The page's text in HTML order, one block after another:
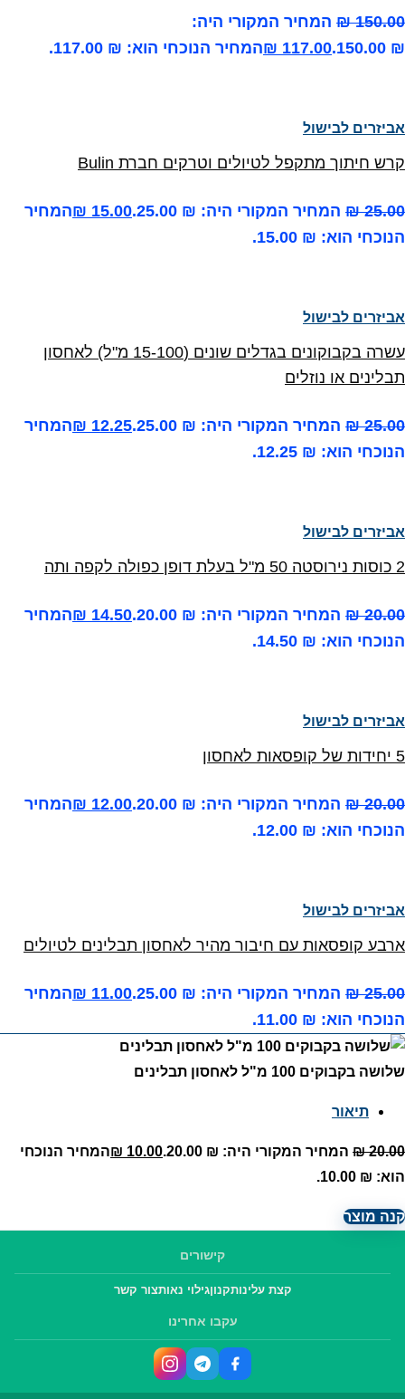
₪150.00
המחיר המקורי היה:
₪ 150.00.
₪ 117.00 המחיר הנוכחי הוא: ₪ 117.00.
אביזרים לבישול
קרש חיתוך מתקפל לטיולים וטרקים חברת Bulin
₪25.00 המחיר המקורי היה: ₪ 25.00. ₪ 15.00
המחיר
הנוכחי הוא: ₪ 15.00.
אביזרים לבישול
עשרה בקבוקונים בגדלים שונים (15-100 מ"ל) לאחסון
תבלינים או נוזלים
₪25.00 המחיר המקורי היה: ₪ 25.00. ₪ 12.25
המחיר
הנוכחי הוא: ₪ 12.25.
אביזרים לבישול
2 כוסות נירוסטה 50 מ"ל בעלת דופן כפולה לקפה ותה
₪20.00 המחיר המקורי היה: ₪ 20.00. ₪ 14.50
המחיר
הנוכחי הוא: ₪ 14.50.
אביזרים לבישול
5 יחידות של קופסאות לאחסון
₪20.00 המחיר המקורי היה: ₪ 20.00. ₪ 12.00
המחיר
הנוכחי הוא: ₪ 12.00.
אביזרים לבישול
ארבע קופסאות עם חיבור מהיר לאחסון תבלינים לטיולים
₪25.00 המחיר המקורי היה: ₪ 25.00. ₪ 11.00
המחיר
הנוכחי הוא: ₪ 11.00.
שלושה בקבוקים 100 מ"ל לאחסון תבלינים
תיאור
₪20.00 המחיר המקורי היה: ₪ 20.00. ₪ 10.00
המחיר הנוכחי
הוא: ₪ 10.00.
קנה מוצר
קישורים
קצת עלינותקנוןגילוי נאותצור קשר
עקבו אחרינו